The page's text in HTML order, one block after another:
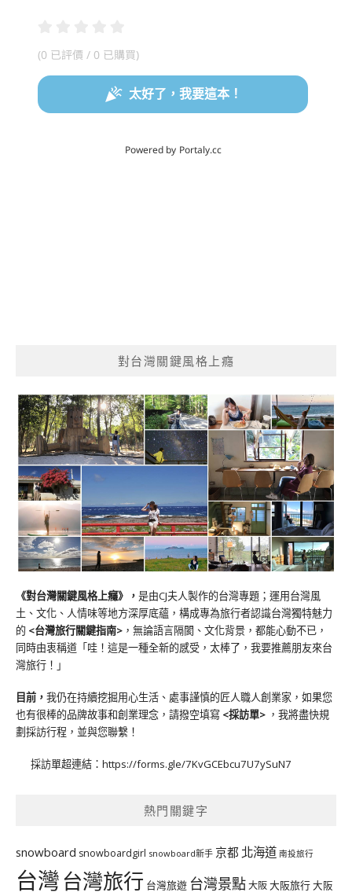
對台灣關鍵風格上癮
《對台灣關鍵風格上癮》 ， 是由CJ夫人製作的台灣專題；運用台灣風
土、文化、人情味等地方深厚底蘊，構成專為旅行者認識台灣獨特魅力
的 <台灣旅行關鍵指南> ，無論語言隔閡、文化背景，都能心動不已，
同時由衷稱道「哇！這是一種全新的感受，太棒了，我要推薦朋友來台
灣旅行！」
目前， 我仍在持續挖掘用心生活、處事謹慎的匠人職人創業家，如果您
也有很棒的品牌故事和創業理念，請撥空填寫 <採訪單> ，我將盡快規
劃採訪行程，並與您聯繫！
採訪單超連結： https://forms.gle/7KvGCEbcu7U7ySuN7
熱門關鍵字
snowboard snowboardgirl snowboard新手 京都 北海道 南投旅行
台灣台灣旅行 台灣旅遊 台灣景點大阪大阪旅行大阪